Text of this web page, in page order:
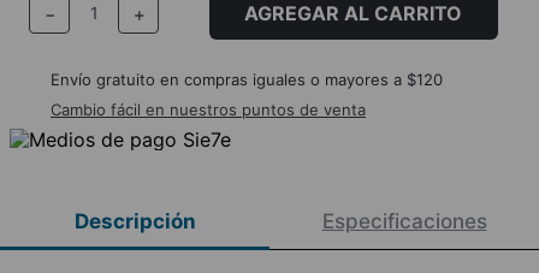
＋
－ AGREGAR AL CARRITO
Envío gratuito en compras iguales o mayores a $120
Cambio fácil en nuestros puntos de venta
Descripción Especificaciones